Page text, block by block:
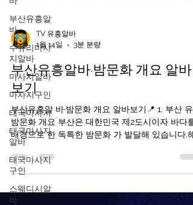
부산유흥알
바
수유리마사
지알바
마사지알바
마사지구인
태국마사지
태국마사지
알바
태국마사지
구인
스웨디시알
바
1월 14일
3분 분량
부산유흥알바·밤문화 개요 알바
보기
부산유흥알 바·밤문화 개요 알바보기📍 1. 부산 유
밤문화 개요 부산은 대한민국 제2도시이자 바다를
배경으로 한 독특한 밤문화 가 발달해 있습니다.해
운대, 서면, 광안리 등 여러 지역이 밤에도 활기차
부산 유흥알바 클럽·바·라운지·포차·라이브바 등이
서로 다른 분위기를 제공합니다. 부산유흥알바 구